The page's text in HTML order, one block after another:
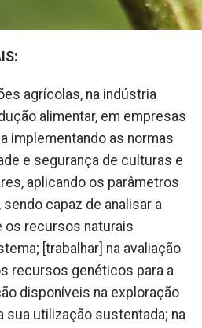
agrícolas, na indústria
alimentar, em empresas
implementando as normas
e segurança de culturas e
aplicando os parâmetros
capaz de analisar a
os recursos naturais
[trabalhar] na avaliação
recursos genéticos para a
disponíveis na exploração
sua utilização sustentada; na